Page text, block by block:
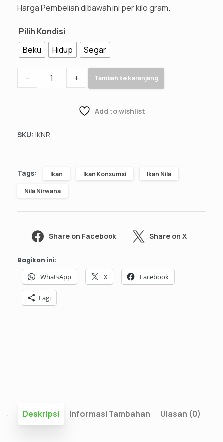
Harga Pembelian dibawah ini per kilo gram.
Pilih Kondisi
Beku
Hidup Segar
- + Tambah ke keranjang
Add to wishlist
SKU: IKNR
Tags: Ikan Ikan Konsumsi Ikan Nila
Nila Nirwana
Share on Facebook Share on X
Bagikan ini:
WhatsApp X Facebook
Lagi
Deskripsi Informasi Tambahan Ulasan (0)